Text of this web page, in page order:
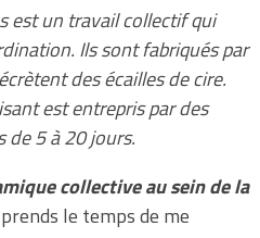
est un travail collectif qui
Ils sont fabriqués par
des écailles de cire.
est entrepris par des
de 5 à 20 jours.
collective au sein de la
le temps de me